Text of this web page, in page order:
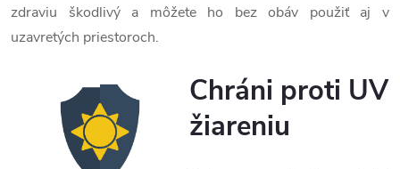
zdraviu škodlivý a môžete ho bez obáv použiť aj v
uzavretých priestoroch.
Chráni proti UV
žiareniu